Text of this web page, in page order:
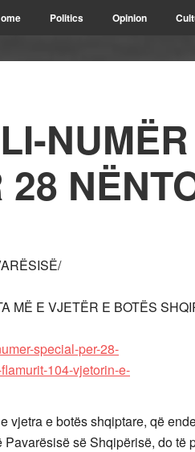
Politics Opinion
NUMËR
28
MË E VJETËR E BOTËS
vjetra e botës shqiptare, që
së Shqipërisë, do të